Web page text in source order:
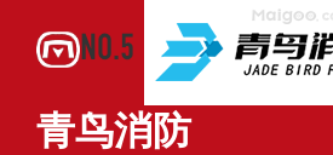
NO.5
青鸟消防